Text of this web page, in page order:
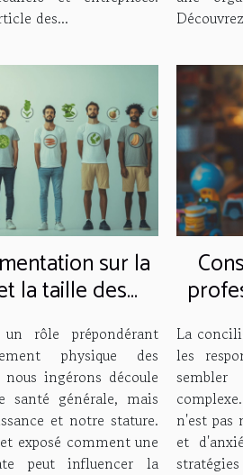
des...
sur la
la taille des
rôle prépondérant
physique des
ingérons découle
santé générale, mais
et notre stature.
exposé comment une
peut influencer la
La
les
n'est pas
et
stratégies